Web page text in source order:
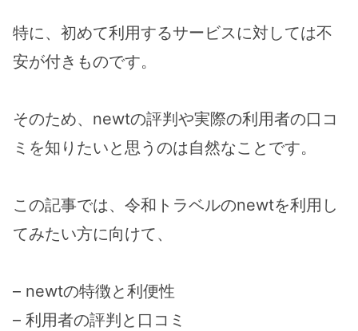
特に、初めて利用するサービスに対しては不
安が付きものです。
そのため、newtの評判や実際の利用者の口コ
ミを知りたいと思うのは自然なことです。
この記事では、令和トラベルのnewtを利用し
てみたい方に向けて、
– newtの特徴と利便性
– 利用者の評判と口コミ